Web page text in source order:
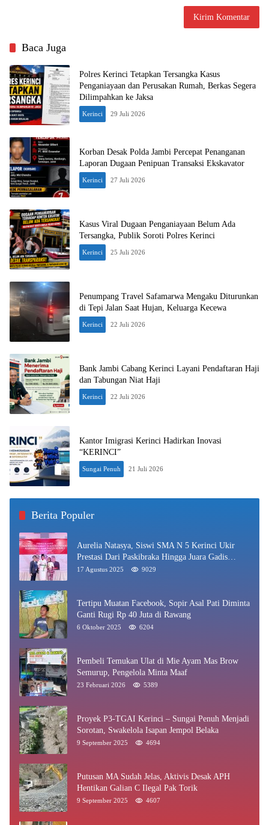
Baca Juga
Polres Kerinci Tetapkan Tersangka Kasus
Penganiayaan dan Perusakan Rumah, Berkas Segera
Dilimpahkan ke Jaksa
Kerinci 29 Juli 2026
Korban Desak Polda Jambi Percepat Penanganan
Laporan Dugaan Penipuan Transaksi Ekskavator
Kerinci 27 Juli 2026
Kasus Viral Dugaan Penganiayaan Belum Ada
Tersangka, Publik Soroti Polres Kerinci
Kerinci 25 Juli 2026
Penumpang Travel Safamarwa Mengaku Diturunkan
di Tepi Jalan Saat Hujan, Keluarga Kecewa
Kerinci 22 Juli 2026
Bank Jambi Cabang Kerinci Layani Pendaftaran Haji
dan Tabungan Niat Haji
Kerinci 22 Juli 2026
Kantor Imigrasi Kerinci Hadirkan Inovasi
“KERINCI”
Sungai Penuh 21 Juli 2026
Berita Populer
Aurelia Natasya, Siswi SMA N 5 Kerinci Ukir
Prestasi Dari Paskibraka Hingga Juara Gadis
Kerinci 2025
17 Agustus 2025 9029
Tertipu Muatan Facebook, Sopir Asal Pati Diminta
Ganti Rugi Rp 40 Juta di Rawang
6 Oktober 2025 6204
Pembeli Temukan Ulat di Mie Ayam Mas Brow
Semurup, Pengelola Minta Maaf
23 Februari 2026 5389
Proyek P3-TGAI Kerinci – Sungai Penuh Menjadi
Sorotan, Swakelola Isapan Jempol Belaka
9 September 2025 4694
Putusan MA Sudah Jelas, Aktivis Desak APH
Hentikan Galian C Ilegal Pak Torik
9 September 2025 4607